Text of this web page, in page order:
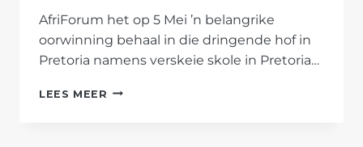
AfriForum het op 5 Mei ’n belangrike
oorwinning behaal in die dringende hof in
Pretoria namens verskeie skole in Pretoria…
LEES MEER AFRIFORUM